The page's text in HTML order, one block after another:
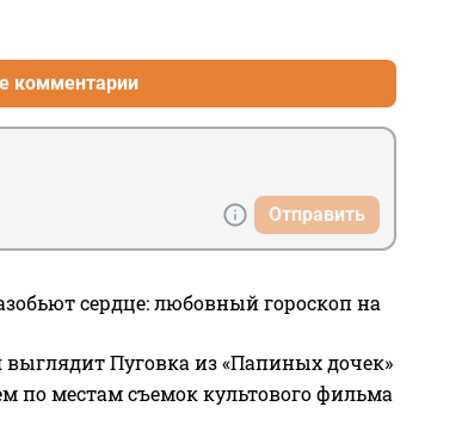
комментарии
Отправить
сердце: любовный гороскоп на
выглядит Пуговка из «Папиных дочек»
по местам съемок культового фильма